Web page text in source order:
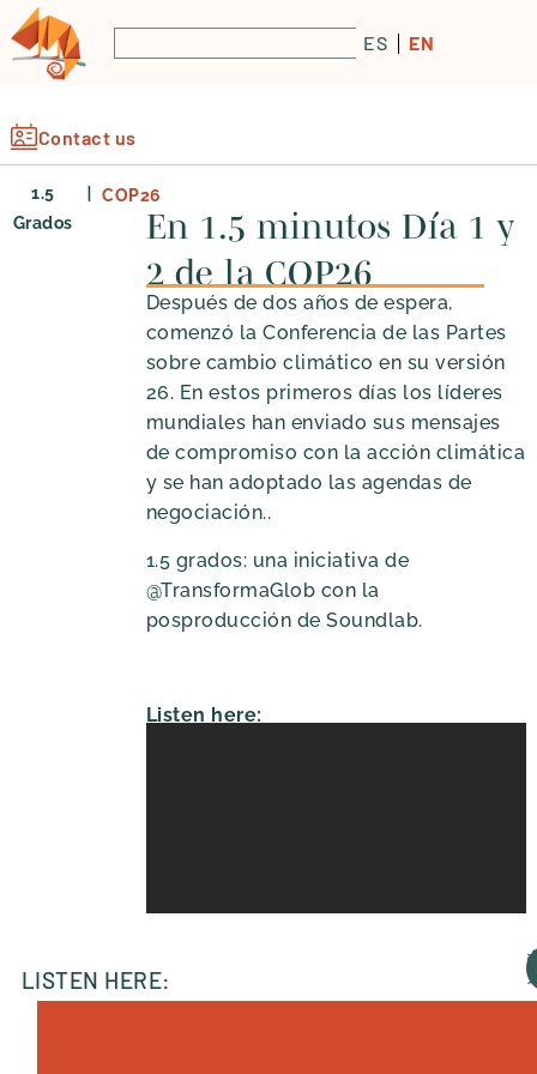
ES EN
Contact us
1.5
Grados
| COP26
En 1.5 minutos Día 1 y
2 de la COP26
Después de dos años de espera,
comenzó la Conferencia de las Partes
sobre cambio climático en su versión
26. En estos primeros días los líderes
mundiales han enviado sus mensajes
de compromiso con la acción climática
y se han adoptado las agendas de
negociación..
1.5 grados: una iniciativa de
@TransformaGlob con la
posproducción de Soundlab.
Listen here:
LISTEN HERE: